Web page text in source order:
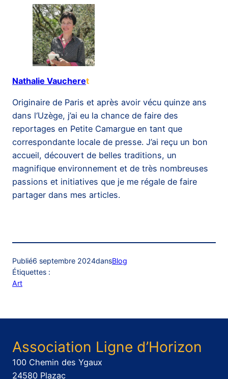
Nathalie Vaucheret
Originaire de Paris et après avoir vécu quinze ans
dans l‘Uzège, j’ai eu la chance de faire des
reportages en Petite Camargue en tant que
correspondante locale de presse. J’ai reçu un bon
accueil, découvert de belles traditions, un
magnifique environnement et de très nombreuses
passions et initiatives que je me régale de faire
partager dans mes articles.
Publié6 septembre 2024dansBlog
Étiquettes :
Art
Association Ligne d’Horizon
100 Chemin des Ygaux
24580 Plazac